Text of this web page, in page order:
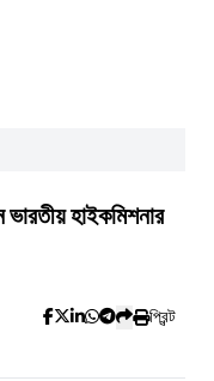
ভারতীয় হাইকমিশনার
প্রিন্ট